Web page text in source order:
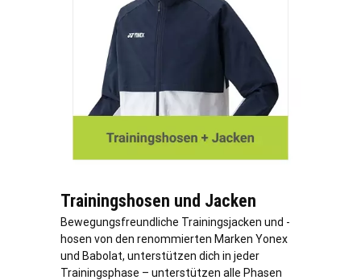
Trainingshosen und Jacken
Bewegungsfreundliche Trainingsjacken und -
hosen von den renommierten Marken Yonex
und Babolat, unterstützen dich in jeder
Trainingsphase – unterstützen alle Phasen